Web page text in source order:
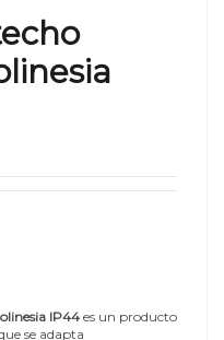
IP44es un producto
se adapta